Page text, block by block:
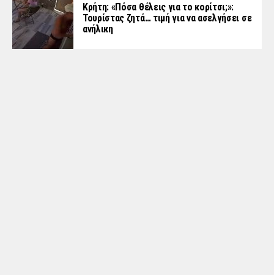
Κρήτη: «Πόσα θέλεις για το κορίτσι;»:
Τουρίστας ζητά… τιμή για να ασελγήσει σε
ανήλικη